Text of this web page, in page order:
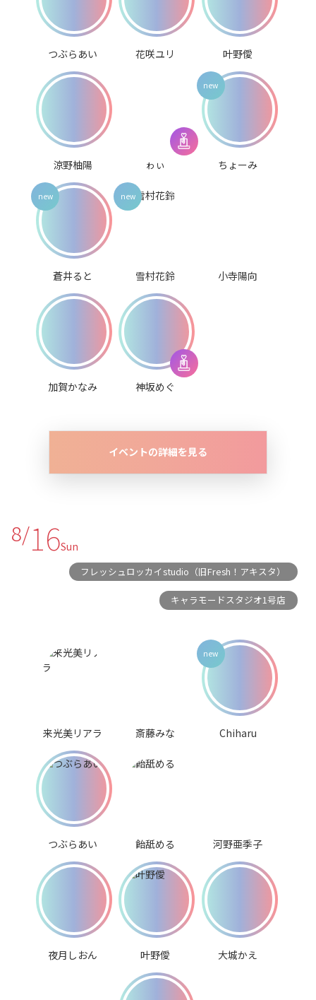
つぶらあい 花咲ユリ 叶野僾
涼野柚陽 ゎぃ ちょーみ
蒼井ると 雪村花鈴 小寺陽向
加賀かなみ 神坂めぐ
イベントの詳細を見る
8/16Sun
フレッシュロッカイstudio（旧Fresh！アキスタ）
キャラモードスタジオ1号店
来光美リアラ 斎藤みな Chiharu
つぶらあい 飴舐める 河野亜季子
夜月しおん 叶野僾 大城かえ